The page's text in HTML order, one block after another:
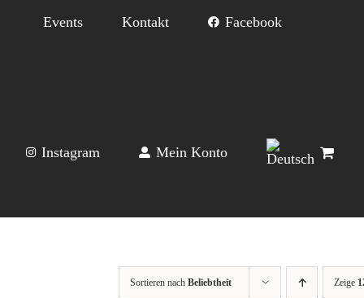
Events Kontakt Facebook
Instagram Mein Konto
Sortieren nachBeliebtheit Zeige